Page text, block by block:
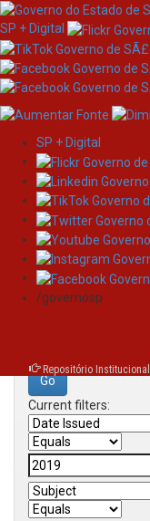
Skip
navigation
SP + Digital
SP + Digital
/governosp
Repositório
Search
Search:
Current filters: